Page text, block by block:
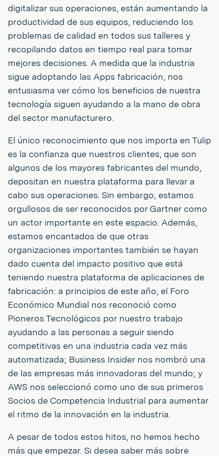
digitalizar sus operaciones, están aumentando la
productividad de sus equipos, reduciendo los
problemas de calidad en todos sus talleres y
recopilando datos en tiempo real para tomar
mejores decisiones. A medida que la industria
sigue adoptando las Apps fabricación, nos
entusiasma ver cómo los beneficios de nuestra
tecnología siguen ayudando a la mano de obra
del sector manufacturero.
El único reconocimiento que nos importa en Tulip
es la confianza que nuestros clientes, que son
algunos de los mayores fabricantes del mundo,
depositan en nuestra plataforma para llevar a
cabo sus operaciones. Sin embargo, estamos
orgullosos de ser reconocidos por Gartner como
un actor importante en este espacio. Además,
estamos encantados de que otras
organizaciones importantes también se hayan
dado cuenta del impacto positivo que está
teniendo nuestra plataforma de aplicaciones de
fabricación: a principios de este año, el Foro
Económico Mundial nos reconoció como
Pioneros Tecnológicos por nuestro trabajo
ayudando a las personas a seguir siendo
competitivas en una industria cada vez más
automatizada; Business Insider nos nombró una
de las empresas más innovadoras del mundo; y
AWS nos seleccionó como uno de sus primeros
Socios de Competencia Industrial para aumentar
el ritmo de la innovación en la industria.
A pesar de todos estos hitos, no hemos hecho
más que empezar. Si desea saber más sobre